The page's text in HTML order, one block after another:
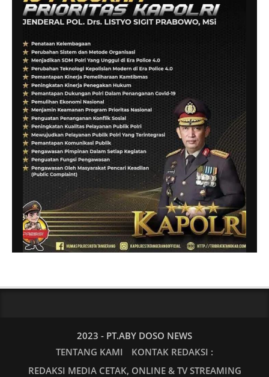
2023 - PT.ABY DOSO NEWS
TENTANG KAMI
KONTAK REDAKSI :
REDAKSI MEDIA CETAK, ONLINE & TV STREAMING